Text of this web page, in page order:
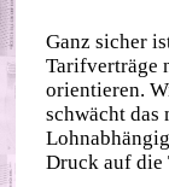
Ganz sicher
Tarifverträge
orientieren.
schwächt das
Druck auf die